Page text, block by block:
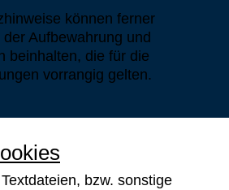
können ferner
Aufbewahrung und
beinhalten, die für die
vorrangig gelten.
bzw. sonstige